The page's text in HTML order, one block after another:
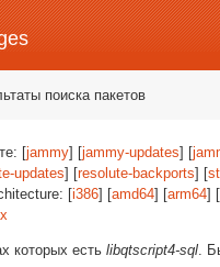
поиска пакетов
[jammy] [jammy-updates] [
updates] [resolute-backports] [
[i386] [amd64] [arm64] [
которых есть libqtscript4-sql.